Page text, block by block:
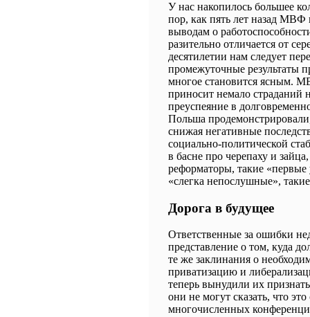
У нас накопилось большее
пор, как пять лет назад
выводам о
разительно отличается от
десятилетии нам следует
промежуточные результаты
многое становится ясным.
приносит немало страданий
преуспеяние в
Польша
снижая негативные
социально-политической
в басне про черепаху и
реформаторы, такие
«слегка непослушные»,
Дорога в будущее
Ответственные за ошибки
представление о том, куда
те же заклинания о
приватизацию и
теперь вынудили их
они не могут сказать, что
многочисленных